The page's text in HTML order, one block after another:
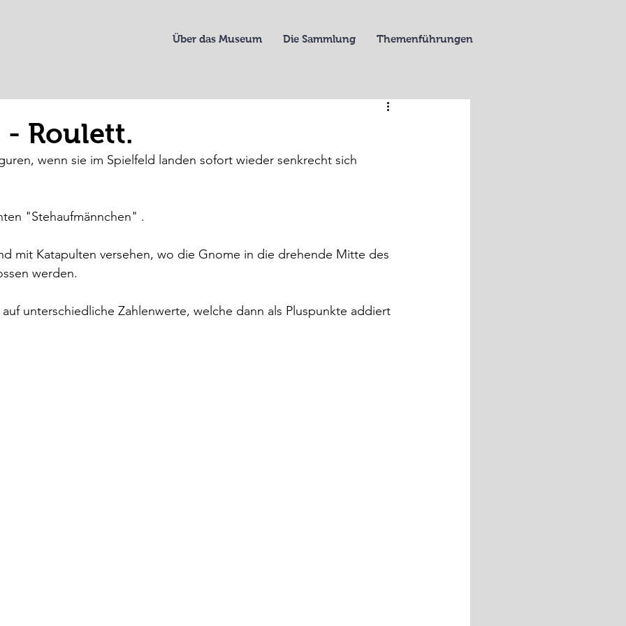
Über das Museum Die Sammlung Themenführungen
- Roulett.
wenn sie im Spielfeld landen sofort wieder senkrecht sich
"Stehaufmännchen" .
mit Katapulten versehen, wo die Gnome in die drehende Mitte des
werden.
unterschiedliche Zahlenwerte, welche dann als Pluspunkte addiert